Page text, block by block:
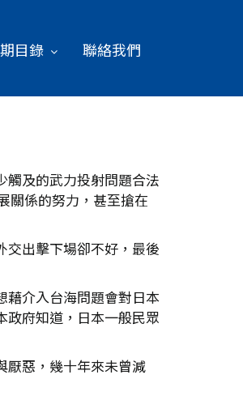
目錄 聯絡我們
觸及的武力投射問題合法
關係的努力，甚至搶在
交出擊下場卻不好，最後
藉介入台海問題會對日本
政府知道，日本一般民眾
厭惡，幾十年來未曾減